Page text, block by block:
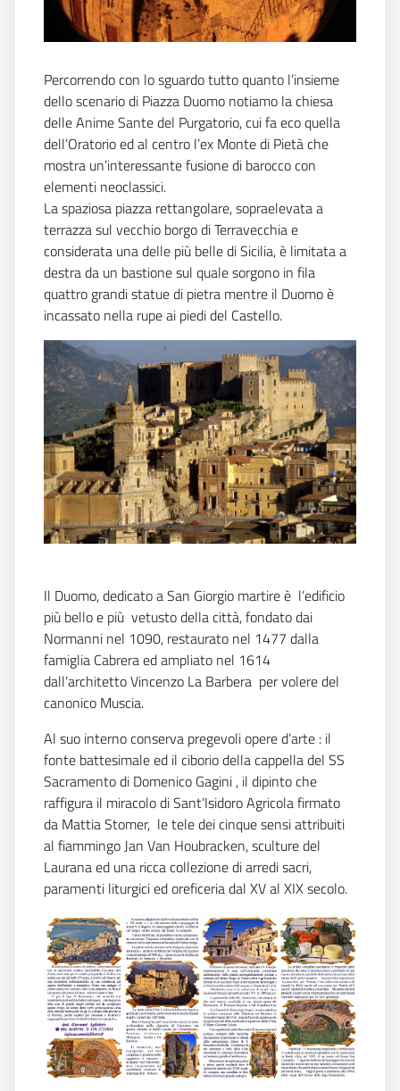
Percorrendo con lo sguardo tutto quanto l’insieme
dello scenario di Piazza Duomo notiamo la chiesa
delle Anime Sante del Purgatorio, cui fa eco quella
dell’Oratorio ed al centro l’ex Monte di Pietà che
mostra un’interessante fusione di barocco con
elementi neoclassici.
La spaziosa piazza rettangolare, sopraelevata a
terrazza sul vecchio borgo di Terravecchia e
considerata una delle più belle di Sicilia, è limitata a
destra da un bastione sul quale sorgono in fila
quattro grandi statue di pietra mentre il Duomo è
incassato nella rupe ai piedi del Castello.
Il Duomo, dedicato a San Giorgio martire è l’edificio
più bello e più vetusto della città, fondato dai
Normanni nel 1090, restaurato nel 1477 dalla
famiglia Cabrera ed ampliato nel 1614
dall’architetto Vincenzo La Barbera per volere del
canonico Muscia.
Al suo interno conserva pregevoli opere d’arte : il
fonte battesimale ed il ciborio della cappella del SS
Sacramento di Domenico Gagini , il dipinto che
raffigura il miracolo di Sant’Isidoro Agricola firmato
da Mattia Stomer, le tele dei cinque sensi attribuiti
al fiammingo Jan Van Houbracken, sculture del
Laurana ed una ricca collezione di arredi sacri,
paramenti liturgici ed oreficeria dal XV al XIX secolo.